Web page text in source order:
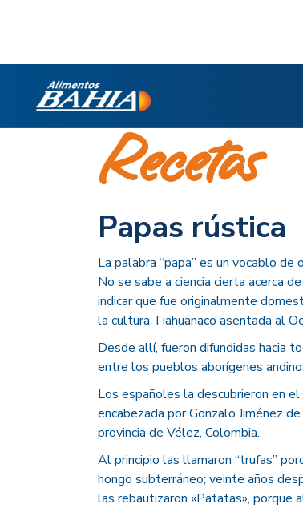
Recetas
Papas rústica
La palabra “papa” es un vocablo de
No se sabe a ciencia cierta acerca
indicar que fue originalmente
la cultura Tiahuanaco asentada al
Desde allí, fueron difundidas hacia
entre los pueblos aborígenes
Los españoles la descubrieron en
encabezada por Gonzalo Jiménez
provincia de Vélez, Colombia.
Al principio las llamaron “trufas”
hongo subterráneo; veinte años
las rebautizaron «Patatas», porque